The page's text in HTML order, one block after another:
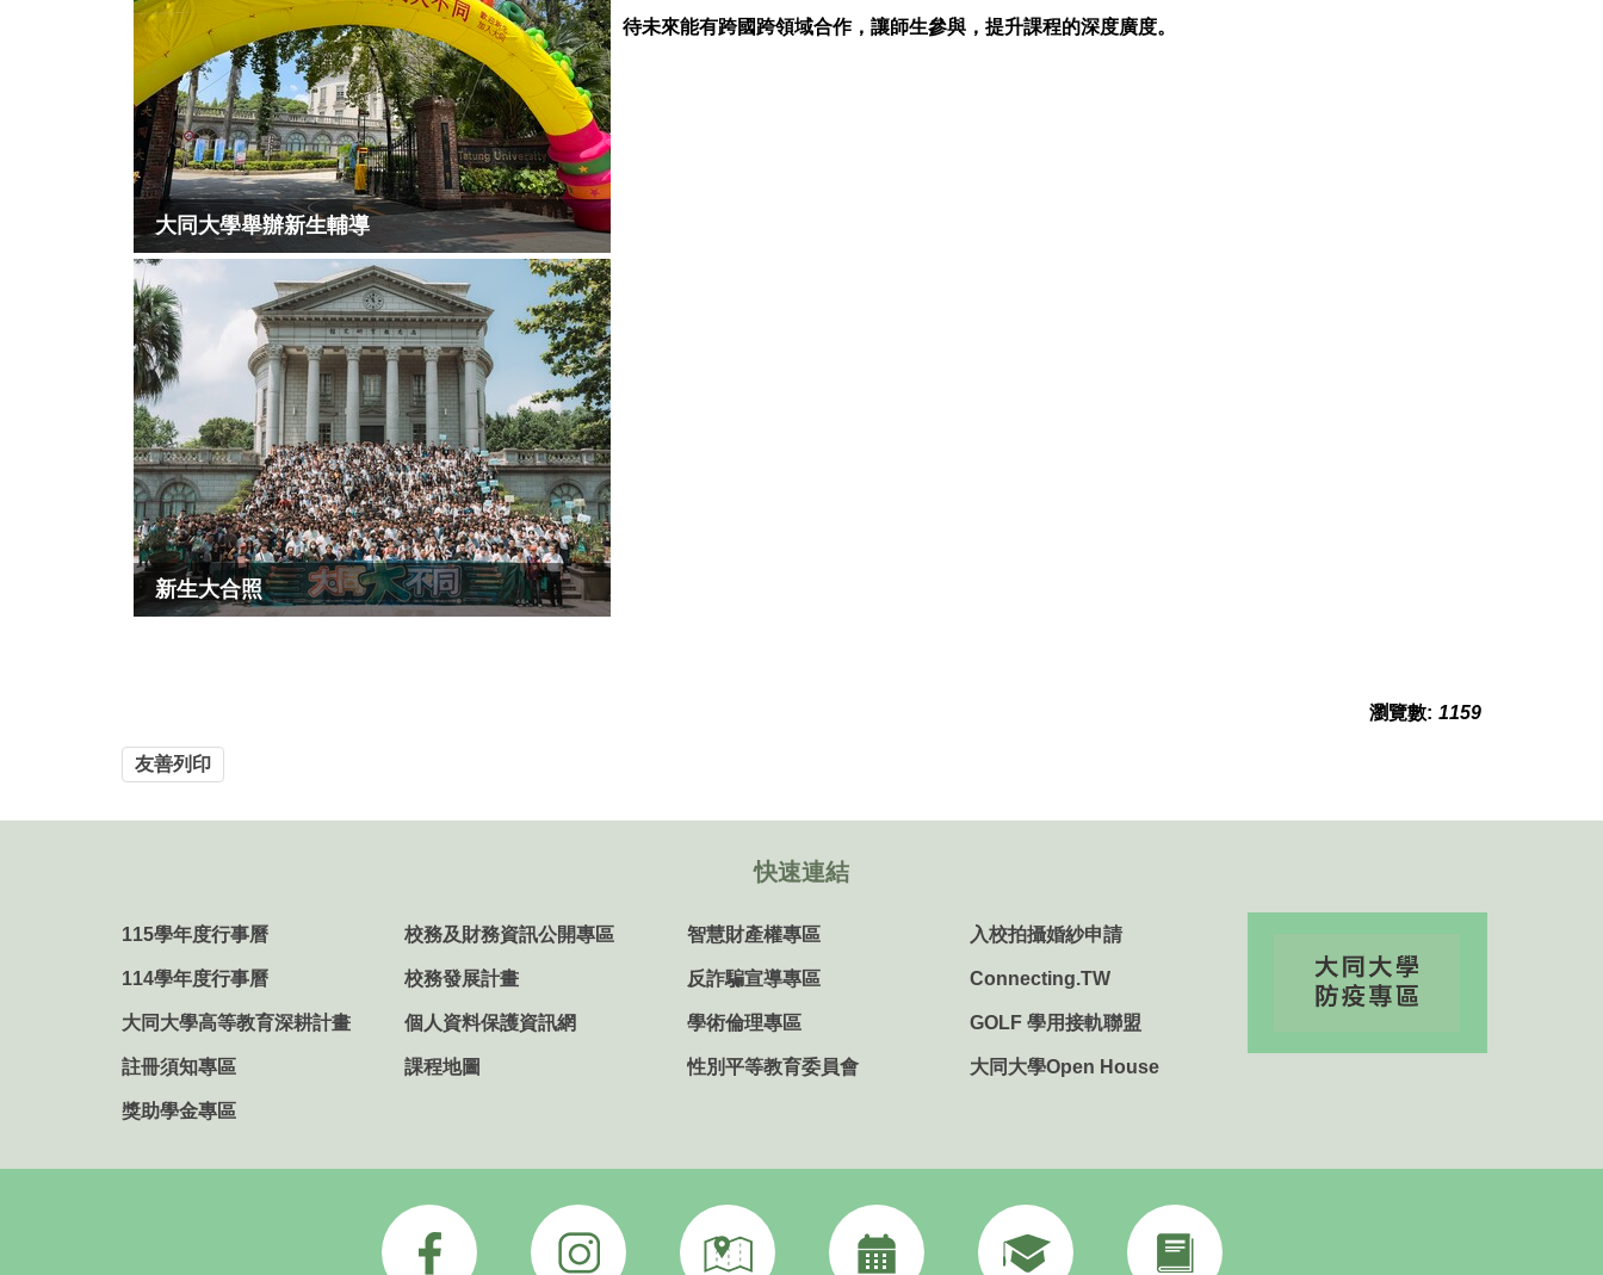
大同大學舉辦新生輔導
新生大合照
待未來能有跨國跨領域合作，讓師生參與，提升課程的深度廣度。
瀏覽數: 1159
友善列印
快速連結
115學年度行事曆
114學年度行事曆
大同大學高等教育深耕計畫
註冊須知專區
獎助學金專區
校務及財務資訊公開專區
校務發展計畫
個人資料保護資訊網
課程地圖
智慧財產權專區
反詐騙宣導專區
學術倫理專區
性別平等教育委員會
入校拍攝婚紗申請
Connecting.TW
GOLF 學用接軌聯盟
大同大學Open House